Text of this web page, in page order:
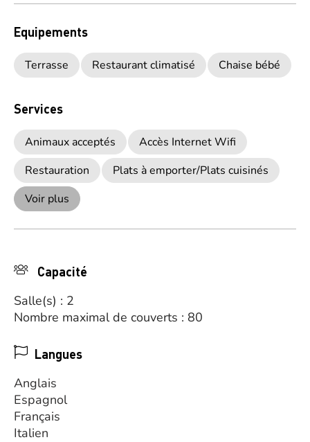
Equipements
Terrasse Restaurant climatisé Chaise bébé
Services
Animaux acceptés
Accès Internet Wifi
Restauration
Plats à emporter/Plats cuisinés
Voir plus
Capacité
Salle(s) : 2
Nombre maximal de couverts : 80
Langues
Anglais
Espagnol
Français
Italien